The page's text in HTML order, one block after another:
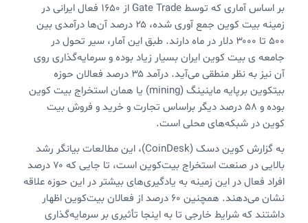
بر اساس آماری که توسط Gate Trade از ۱۶۵۰ فعال ایرانی در
زمینه بیت کوین جمع آوری شده، ۲۵ درصد آن‌ها درآمدی بین
۵۰۰ تا ۳۰۰۰ دلار در ماه دارند. طبق این آمار، سیر تحول در
جامعه ی بیت کوین ایران بسیار زیاد بوده و سرمایه‌گذاری روی
آن نیز به نظر منطقی می‌آید. درآمد ۳۵ درصد فعالان حوزه
بیتکوین برپایه ماینینگ (mining) یا همان استخراج بیت کوین
بوده و ۵۸ درصد دیگر براساس تجارت و خرید و فروش بیت
کوین در شبکه‌های محلی است.
به گزارش کوین دسک (CoinDesk)، این مطالعات بیانگر رشد
بالایی در صنعت استخراج بیت‌کوین است، تا جایی که ۷۰ درصد
افراد فعال در این زمینه به یاد‌گیری‌های بیشتر در این حوزه علاقه
نشان می‌دهند. همچنین ۶۰ درصد از فعالان بیت‌کوین اظهار
داشتند که شرایط خارجی تا به اینجا تأثیری بر سرمایه‌گذاری